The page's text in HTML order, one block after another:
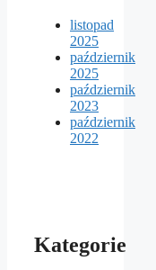
listopad
2025
październik
2025
październik
2023
październik
2022
Kategorie